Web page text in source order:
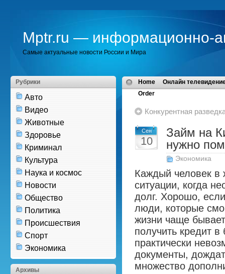
Mptr.ru — информационно-
Самые актуальные новости России и Мира
Рубрики
Авто
Видео
Животные
Здоровье
Криминал
Культура
Наука и космос
Новости
Общество
Политика
Происшествия
Спорт
Экономика
Архивы
Home
Онлайн
Order
Конкурентная
Сен
10
Займ на
нужно
Экономика
Каждый человек в
ситуации, когда
долг. Хорошо,
люди, которые
жизни чаще
получить кредит в
практически
документы,
множество